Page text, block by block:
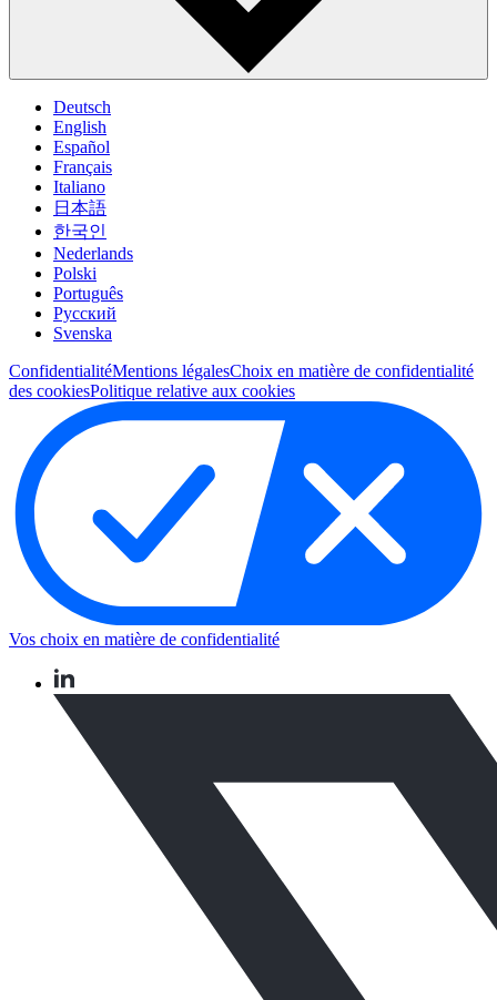
Deutsch
English
Español
Français
Italiano
日本語
한국인
Nederlands
Polski
Português
Pусский
Svenska
ConfidentialitéMentions légalesChoix en matière de confidentialité
des cookiesPolitique relative aux cookies
Vos choix en matière de confidentialité